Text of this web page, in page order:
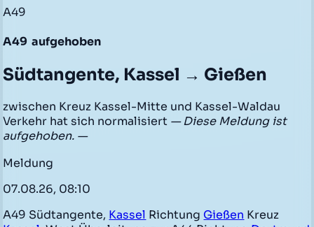
A49
A49 aufgehoben
Südtangente, Kassel → Gießen
zwischen Kreuz Kassel-Mitte und Kassel-Waldau
Verkehr hat sich normalisiert — Diese Meldung ist
aufgehoben. —
Meldung
07.08.26, 08:10
A49 Südtangente, Kassel Richtung Gießen Kreuz